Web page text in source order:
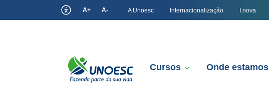
A+ A- A Unoesc Internacionalização I.nova
Cursos Onde estamos